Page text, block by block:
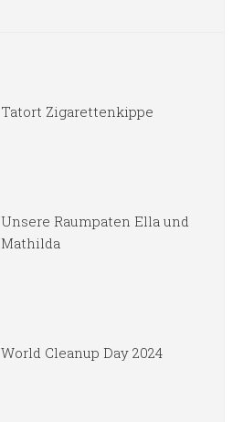
Tatort Zigarettenkippe
Unsere Raumpaten Ella und
Mathilda
World Cleanup Day 2024